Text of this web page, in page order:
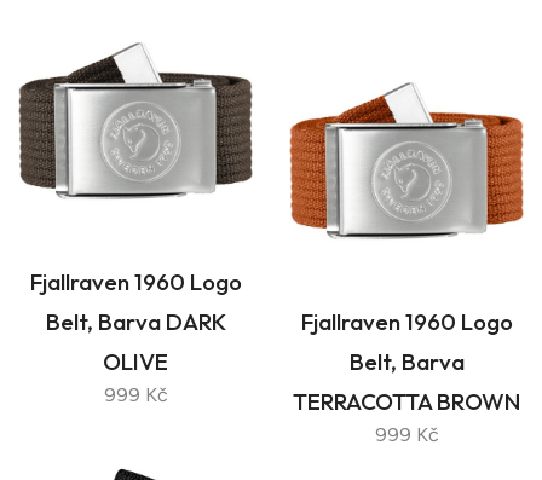
Fjallraven 1960 Logo
Belt, Barva DARK
OLIVE
999 Kč
Fjallraven 1960 Logo
Belt, Barva
TERRACOTTA BROWN
999 Kč